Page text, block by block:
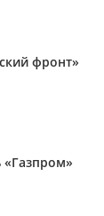
фронт»
«Газпром»